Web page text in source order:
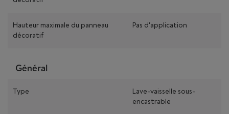
Hauteur maximale du panneau
décoratif
Pas d'application
Général
Type
Lave-vaisselle sous-
encastrable